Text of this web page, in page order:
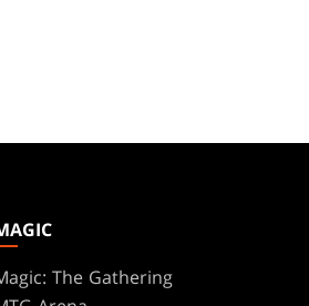
The Gathering